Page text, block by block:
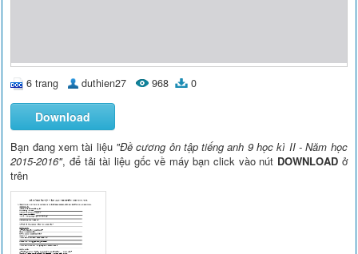
6 trang duthien27 968 0
Download
Bạn đang xem tài liệu "Đề cương ôn tập tiếng anh 9 học kì II - Năm học
2015-2016", để tải tài liệu gốc về máy bạn click vào nút DOWNLOAD ở
trên